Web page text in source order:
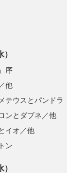
とパンドラ
ダブネ／他
／他